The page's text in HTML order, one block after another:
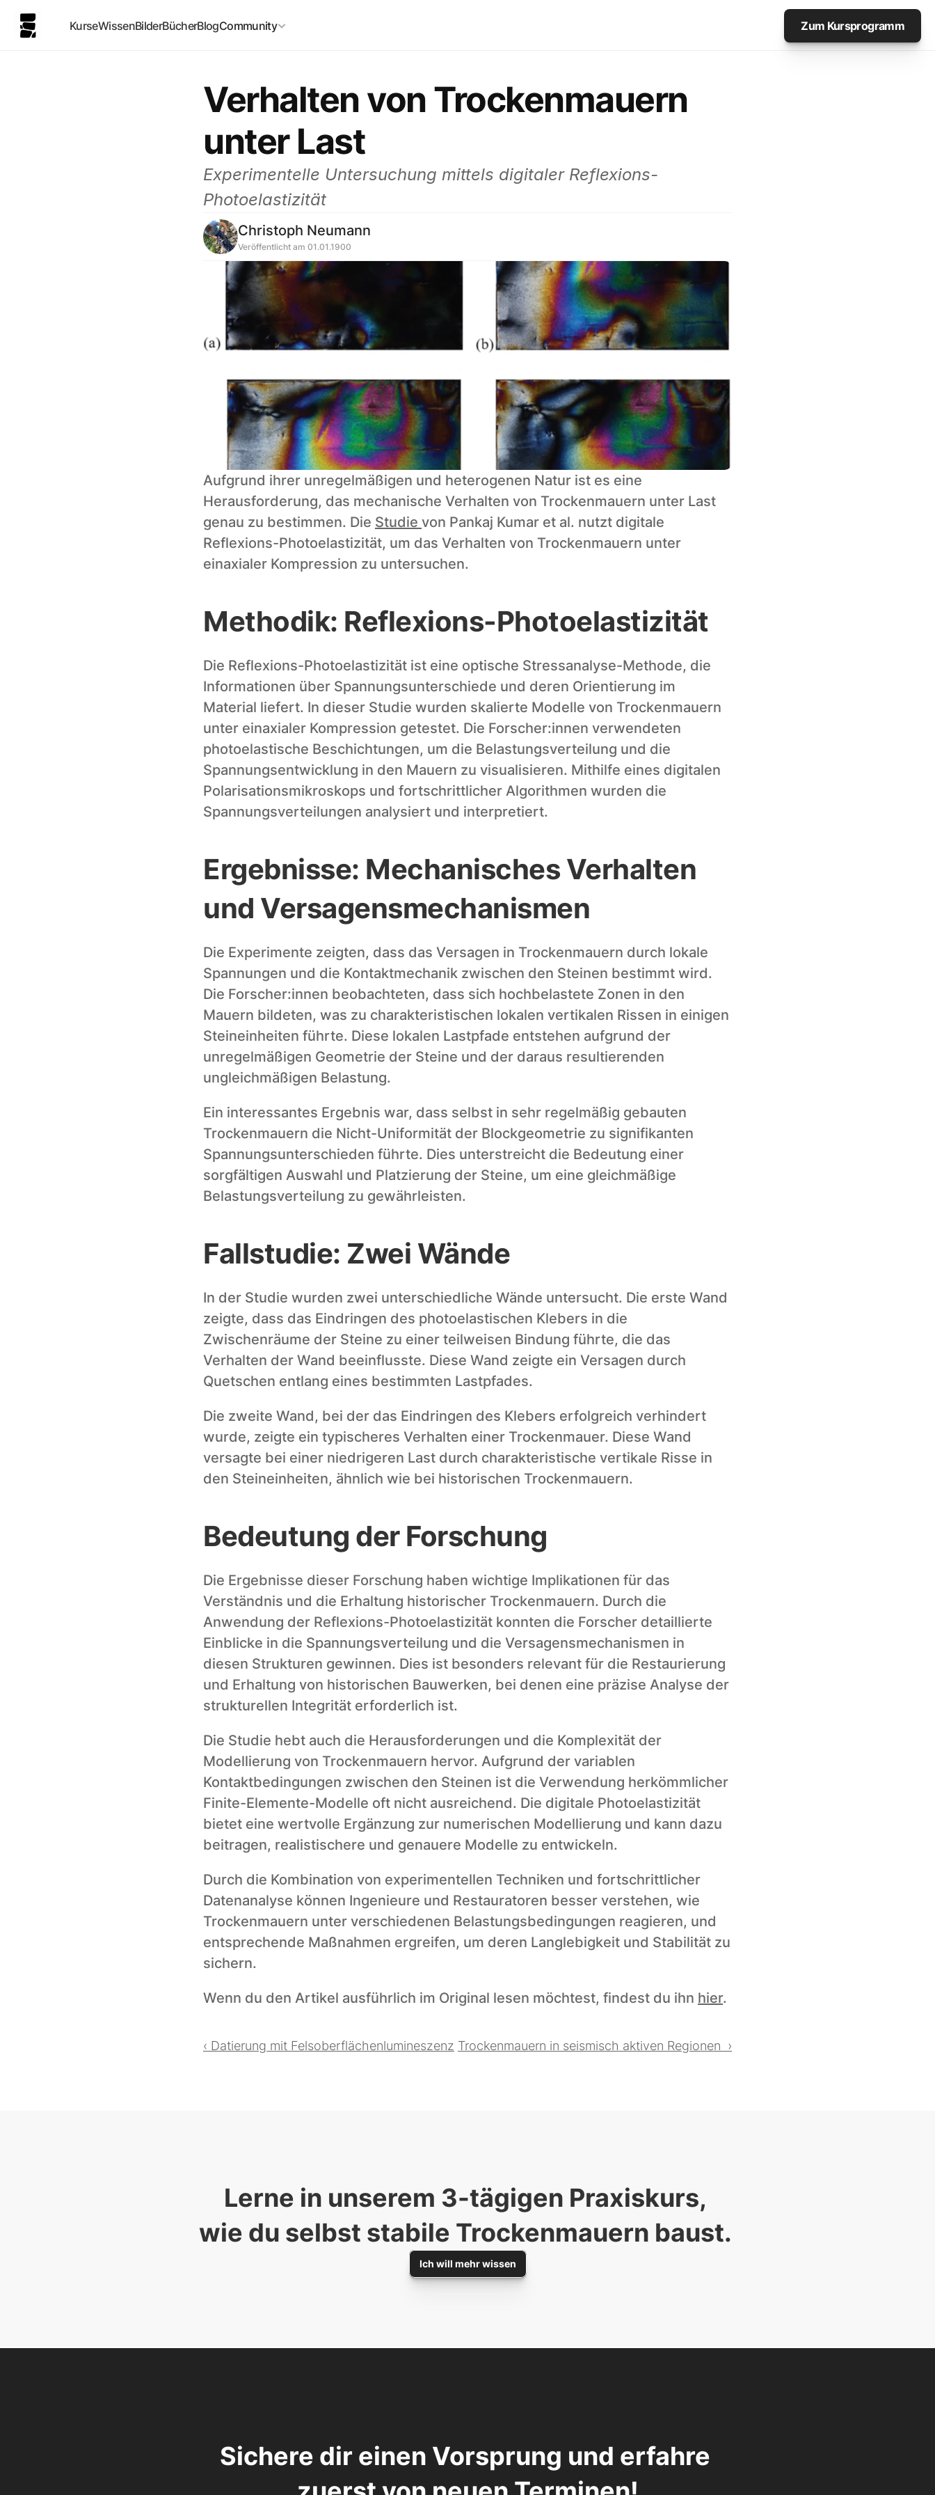
KurseWissenBilderBücherBlogCommunity Zum Kursprogramm
Verhalten von Trockenmauern
unter Last
Experimentelle Untersuchung mittels digitaler Reflexions-
Photoelastizität
Christoph Neumann
Veröffentlicht am 01.01.1900
Aufgrund ihrer unregelmäßigen und heterogenen Natur ist es eine
Herausforderung, das mechanische Verhalten von Trockenmauern unter Last
genau zu bestimmen. Die Studie von Pankaj Kumar et al. nutzt digitale
Reflexions-Photoelastizität, um das Verhalten von Trockenmauern unter
einaxialer Kompression zu untersuchen.
Methodik: Reflexions-Photoelastizität
Die Reflexions-Photoelastizität ist eine optische Stressanalyse-Methode, die
Informationen über Spannungsunterschiede und deren Orientierung im
Material liefert. In dieser Studie wurden skalierte Modelle von Trockenmauern
unter einaxialer Kompression getestet. Die Forscher:innen verwendeten
photoelastische Beschichtungen, um die Belastungsverteilung und die
Spannungsentwicklung in den Mauern zu visualisieren. Mithilfe eines digitalen
Polarisationsmikroskops und fortschrittlicher Algorithmen wurden die
Spannungsverteilungen analysiert und interpretiert.
Ergebnisse: Mechanisches Verhalten
und Versagensmechanismen
Die Experimente zeigten, dass das Versagen in Trockenmauern durch lokale
Spannungen und die Kontaktmechanik zwischen den Steinen bestimmt wird.
Die Forscher:innen beobachteten, dass sich hochbelastete Zonen in den
Mauern bildeten, was zu charakteristischen lokalen vertikalen Rissen in einigen
Steineinheiten führte. Diese lokalen Lastpfade entstehen aufgrund der
unregelmäßigen Geometrie der Steine und der daraus resultierenden
ungleichmäßigen Belastung.
Ein interessantes Ergebnis war, dass selbst in sehr regelmäßig gebauten
Trockenmauern die Nicht-Uniformität der Blockgeometrie zu signifikanten
Spannungsunterschieden führte. Dies unterstreicht die Bedeutung einer
sorgfältigen Auswahl und Platzierung der Steine, um eine gleichmäßige
Belastungsverteilung zu gewährleisten.
Fallstudie: Zwei Wände
In der Studie wurden zwei unterschiedliche Wände untersucht. Die erste Wand
zeigte, dass das Eindringen des photoelastischen Klebers in die
Zwischenräume der Steine zu einer teilweisen Bindung führte, die das
Verhalten der Wand beeinflusste. Diese Wand zeigte ein Versagen durch
Quetschen entlang eines bestimmten Lastpfades.
Die zweite Wand, bei der das Eindringen des Klebers erfolgreich verhindert
wurde, zeigte ein typischeres Verhalten einer Trockenmauer. Diese Wand
versagte bei einer niedrigeren Last durch charakteristische vertikale Risse in
den Steineinheiten, ähnlich wie bei historischen Trockenmauern.
Bedeutung der Forschung
Die Ergebnisse dieser Forschung haben wichtige Implikationen für das
Verständnis und die Erhaltung historischer Trockenmauern. Durch die
Anwendung der Reflexions-Photoelastizität konnten die Forscher detaillierte
Einblicke in die Spannungsverteilung und die Versagensmechanismen in
diesen Strukturen gewinnen. Dies ist besonders relevant für die Restaurierung
und Erhaltung von historischen Bauwerken, bei denen eine präzise Analyse der
strukturellen Integrität erforderlich ist.
Die Studie hebt auch die Herausforderungen und die Komplexität der
Modellierung von Trockenmauern hervor. Aufgrund der variablen
Kontaktbedingungen zwischen den Steinen ist die Verwendung herkömmlicher
Finite-Elemente-Modelle oft nicht ausreichend. Die digitale Photoelastizität
bietet eine wertvolle Ergänzung zur numerischen Modellierung und kann dazu
beitragen, realistischere und genauere Modelle zu entwickeln.
Durch die Kombination von experimentellen Techniken und fortschrittlicher
Datenanalyse können Ingenieure und Restauratoren besser verstehen, wie
Trockenmauern unter verschiedenen Belastungsbedingungen reagieren, und
entsprechende Maßnahmen ergreifen, um deren Langlebigkeit und Stabilität zu
sichern.
Wenn du den Artikel ausführlich im Original lesen möchtest, findest du ihn hier.
‹ Datierung mit Felsoberflächenlumineszenz Trockenmauern in seismisch aktiven Regionen  ›
Lerne in unserem 3-tägigen Praxiskurs,
wie du selbst stabile Trockenmauern baust.
Ich will mehr wissen
Sichere dir einen Vorsprung und erfahre